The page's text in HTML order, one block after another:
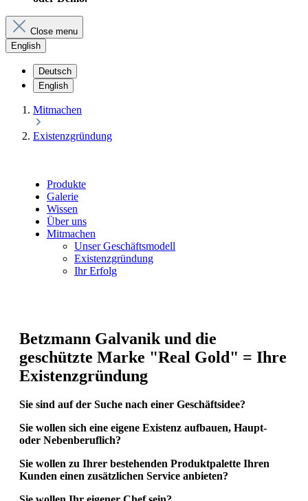
Close menu
English
Deutsch
English
Mitmachen
Existenzgründung
Produkte
Galerie
Wissen
Über uns
Mitmachen
Unser Geschäftsmodell
Existenzgründung
Ihr Erfolg
Betzmann Galvanik und die
geschützte Marke "Real Gold" = Ihre
Existenzgründung
Sie sind auf der Suche nach einer Geschäftsidee?
Sie wollen sich eine eigene Existenz aufbauen, Haupt-
oder Nebenberuflich?
Sie wollen zu Ihrer bestehenden Produktpalette Ihren
Kunden einen zusätzlichen Service anbieten?